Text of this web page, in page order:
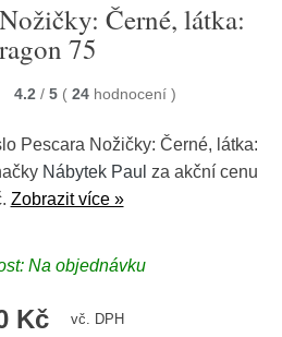
Černé, látka:
75
4.2 / 5 ( 24 hodnocení )
Pescara Nožičky: Černé, látka:
Nábytek Paul za akční cenu
Zobrazit více »
Na objednávku
Kč vč. DPH